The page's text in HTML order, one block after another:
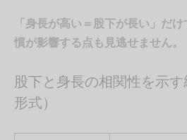
「身長が高い＝股下が長い」だ
慣が影響する点も見逃せません。
股下と身長の相関性を示
形式）